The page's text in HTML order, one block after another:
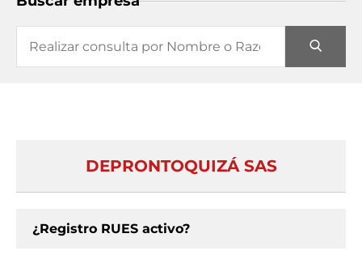
DEPRONTOQUIZÁ SAS
¿Registro RUES activo?